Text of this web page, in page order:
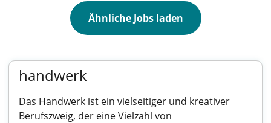
Ähnliche Jobs laden
handwerk
Das Handwerk ist ein vielseitiger und kreativer
Berufszweig, der eine Vielzahl von